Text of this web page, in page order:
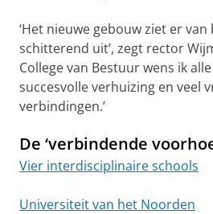
‘Het nieuwe gebouw ziet er
schitterend uit’, zegt rector
College van Bestuur wens ik alle
succesvolle verhuizing en veel
verbindingen.’
De ‘verbindende
Vier interdisciplinaire schools
Universiteit van het Noorden